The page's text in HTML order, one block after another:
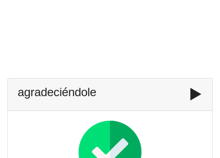
agradeciéndole ▶️